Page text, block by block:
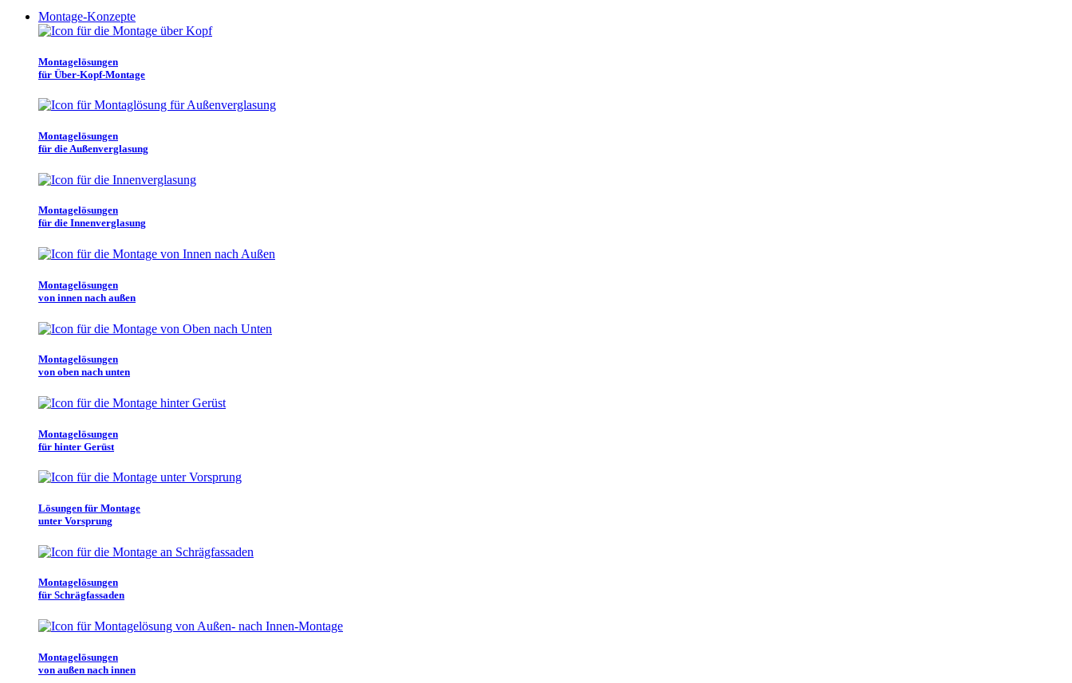
Montage-Konzepte
Montagelösungen
für Über-Kopf-Montage
Montagelösungen
für die Außenverglasung
Montagelösungen
für die Innenverglasung
Montagelösungen
von innen nach außen
Montagelösungen
von oben nach unten
Montagelösungen
für hinter Gerüst
Lösungen für Montage
unter Vorsprung
Montagelösungen
für Schrägfassaden
Montagelösungen
von außen nach innen